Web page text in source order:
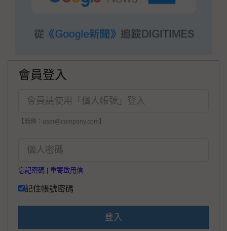
會員登入
【範例：user@company.com】
忘記密碼 重寄啟用信
記住帳號密碼
登入